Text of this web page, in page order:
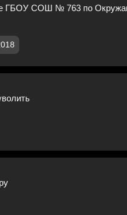
ГБОУ СОШ № 763 по